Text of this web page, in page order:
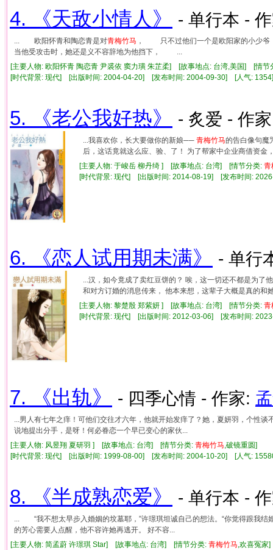
4. 《天敌小情人》 - 单行本 -
... 欧阳怀青和陶恋青是对青梅竹马 ， 只不过他们一个是欧阳家的小少
当他受攻击时，她还是义不容辞地为他挡下， ...
[主要人物: 欧阳怀青 陶恋青 尹裘依 窦力璜 朱芷柔] [故事地点: 台湾,美国] [情节
[时代背景: 现代] [出版时间: 2004-04-20] [发布时间: 2004-09-30] [人气:
5. 《老公我好热》 - 炙爱 - 作
...我喜欢你，长大要做你的新娘── 青梅竹马的告白像句魔
后，这话竟就这么应、验、了！ 为了帮家中企业商借资金
[主要人物: 于峻岳 柳丹绮 ] [故事地点: 台湾] [情节分类: 青
[时代背景: 现代] [出版时间: 2014-08-19] [发布时间:
6. 《恋人试用期未满》 - 单行
...汉，如今竟成了卖红豆饼的？ 唉，这一切还不都是为了
和对方订婚的消息传来， 他本来想，这辈子大概是真的和
[主要人物: 黎楚殷 郑紫妍 ] [故事地点: 台湾] [情节分类: 青
[时代背景: 现代] [出版时间: 2012-03-06] [发布时间:
7. 《出轨》 - 四季心情 - 作家:
...男人有七年之痒！可他们交往才六年，他就开始发痒了？她，夏妍羽，个性
说地提出分手，是呀！何必眷恋一个早已变心的家伙...
[主要人物: 风昱翔 夏研羽 ] [故事地点: 台湾] [情节分类: 青梅竹马 ,破镜重圆]
[时代背景: 现代] [出版时间: 1999-08-00] [发布时间: 2004-10-20] [人气:
8. 《半成熟恋爱》 - 单行本 -
... “我不想太早步入婚姻的坟墓耶，”许璟琪坦诚自己的想法。“你觉得跟我
的芳心需要人点醒，他不容许她再逃开。 好不容...
[主要人物: 简孟蔚 许璟琪 Star] [故事地点: 台湾] [情节分类: 青梅竹马 ,欢喜冤